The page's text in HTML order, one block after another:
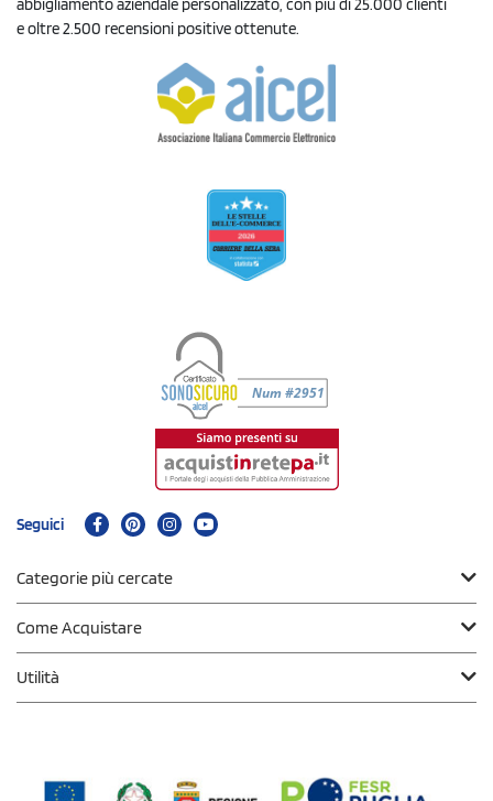
abbigliamento aziendale personalizzato, con più di 25.000 clienti
e oltre 2.500 recensioni positive ottenute.
Seguici
Categorie più cercate
Come Acquistare
Utilità